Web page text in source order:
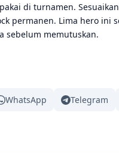
di turnamen.
permanen. Lima hero ini
sebelum memutuskan.
WhatsApp Telegram